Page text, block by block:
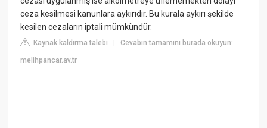
ceza kesilmesi kanunlara aykırıdır. Bu kurala aykırı şekilde
kesilen cezaların iptali mümkündür.
Kaynak kaldırma talebi |Cevabın tamamını burada okuyun:
melihpancar.av.tr